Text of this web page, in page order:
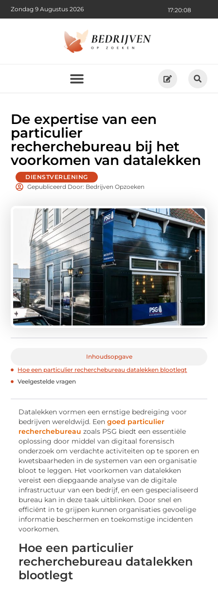
17:20:10
Zondag 9 Augustus 2026
De expertise van een
particulier
recherchebureau bij het
voorkomen van datalekken
DIENSTVERLENING
Gepubliceerd Door: Bedrijven Opzoeken
Inhoudsopgave
Hoe een particulier recherchebureau datalekken blootlegt
Veelgestelde vragen
Datalekken vormen een ernstige bedreiging voor
bedrijven wereldwijd. Eengoed particulier
recherchebureau zoals PSG biedt een essentiële
oplossing door middel van digitaal forensisch
onderzoek om verdachte activiteiten op te sporen en
kwetsbaarheden in de systemen van een organisatie
bloot te leggen. Het voorkomen van datalekken
vereist een diepgaande analyse van de digitale
infrastructuur van een bedrijf, en een gespecialiseerd
bureau kan in deze taak uitblinken. Door snel en
efficiënt in te grijpen kunnen organisaties gevoelige
informatie beschermen en toekomstige incidenten
voorkomen.
Hoe een particulier
recherchebureau datalekken
blootlegt